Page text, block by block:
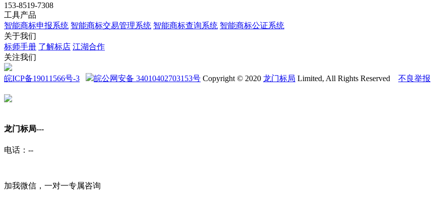
153-8519-7308
工具产品
智能商标申报系统 智能商标交易管理系统 智能商标查询系统 智能商标公证系统
关于我们
标师手册 了解标店 江湖合作
关注我们
皖ICP备19011566号-3 皖公网安备 34010402703153号 Copyright © 2020 龙门标局 Limited, All Rights Reserved 不良举报
龙门标局---
电话： --
加我微信，一对一专属咨询